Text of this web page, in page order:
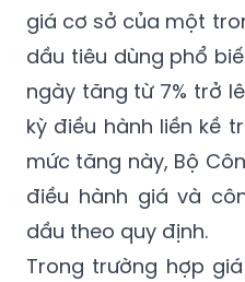
giá cơ sở của một
dầu tiêu dùng phổ
ngày tăng từ 7% trở
kỳ điều hành liền kề
mức tăng này, Bộ
điều hành giá và
dầu theo quy định.
Trong trường hợp